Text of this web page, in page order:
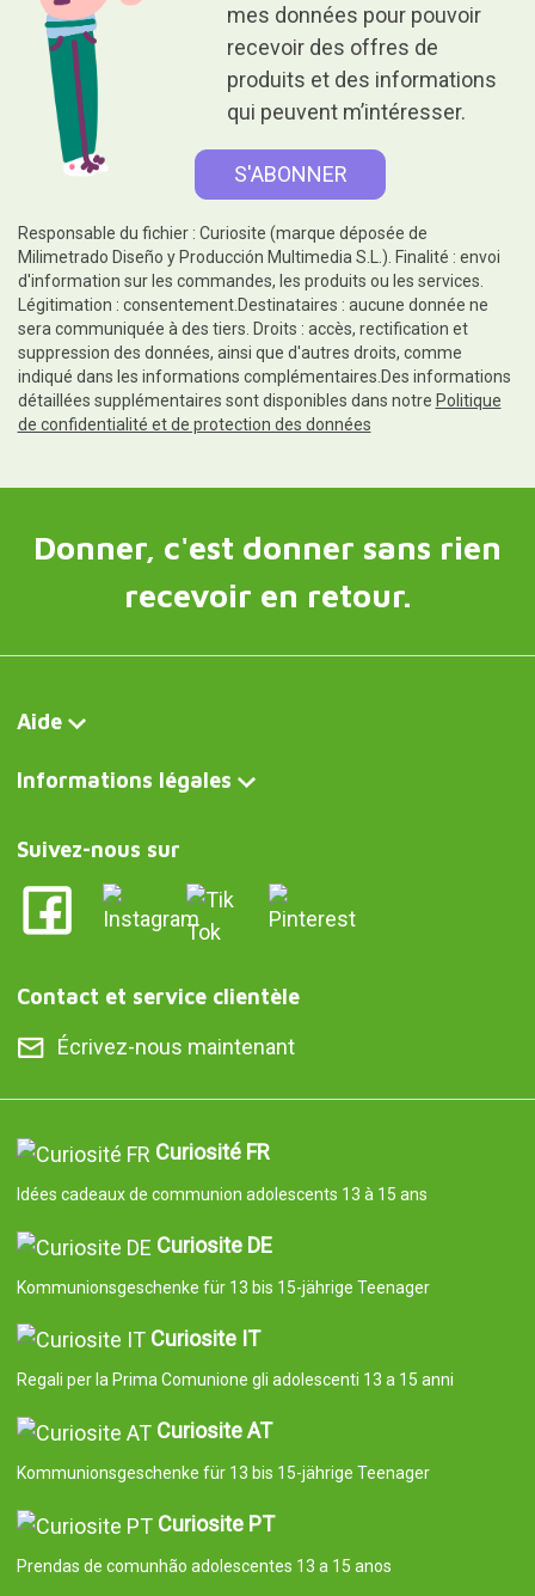
mes données pour pouvoir
recevoir des offres de
produits et des informations
qui peuvent m’intéresser.
Responsable du fichier : Curiosite (marque déposée de
Milimetrado Diseño y Producción Multimedia S.L.). Finalité : envoi
d'information sur les commandes, les produits ou les services.
Légitimation : consentement.Destinataires : aucune donnée ne
sera communiquée à des tiers. Droits : accès, rectification et
suppression des données, ainsi que d'autres droits, comme
indiqué dans les informations complémentaires.Des informations
détaillées supplémentaires sont disponibles dans notre Politique
de confidentialité et de protection des données
Donner, c'est donner sans rien
recevoir en retour.
Aide
Informations légales
Suivez-nous sur
Contact et service clientèle
Écrivez-nous maintenant
Curiosité FR
Idées cadeaux de communion adolescents 13 à 15 ans
Curiosite DE
Kommunionsgeschenke für 13 bis 15-jährige Teenager
Curiosite IT
Regali per la Prima Comunione gli adolescenti 13 a 15 anni
Curiosite AT
Kommunionsgeschenke für 13 bis 15-jährige Teenager
Curiosite PT
Prendas de comunhão adolescentes 13 a 15 anos